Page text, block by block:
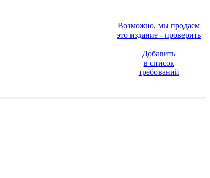
Возможно, мы продаем
это издание - проверить
Добавить
в список
требований